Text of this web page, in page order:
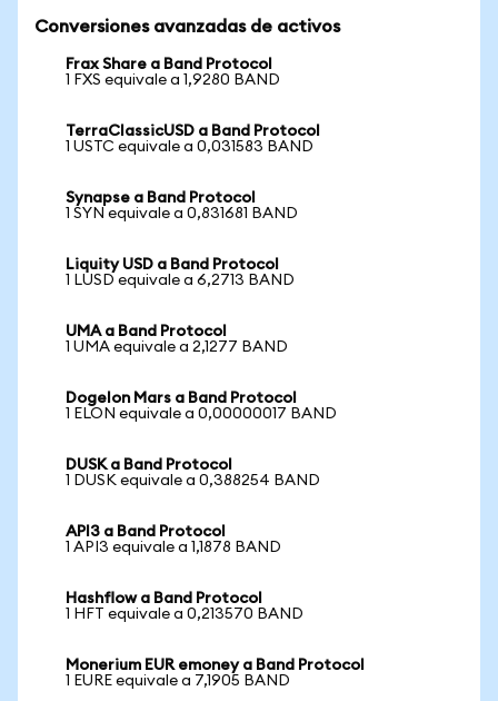
Conversiones avanzadas de activos
Frax Share a Band Protocol
1 FXS equivale a 1,9280 BAND
TerraClassicUSD a Band Protocol
1 USTC equivale a 0,031583 BAND
Synapse a Band Protocol
1 SYN equivale a 0,831681 BAND
Liquity USD a Band Protocol
1 LUSD equivale a 6,2713 BAND
UMA a Band Protocol
1 UMA equivale a 2,1277 BAND
Dogelon Mars a Band Protocol
1 ELON equivale a 0,00000017 BAND
DUSK a Band Protocol
1 DUSK equivale a 0,388254 BAND
API3 a Band Protocol
1 API3 equivale a 1,1878 BAND
Hashflow a Band Protocol
1 HFT equivale a 0,213570 BAND
Monerium EUR emoney a Band Protocol
1 EURE equivale a 7,1905 BAND